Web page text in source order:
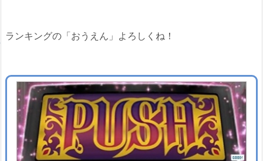
ランキングの「おうえん」よろしくね！